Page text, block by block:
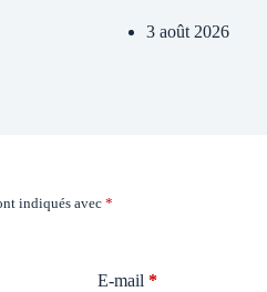
3 août 2026
indiqués avec*
E-mail *